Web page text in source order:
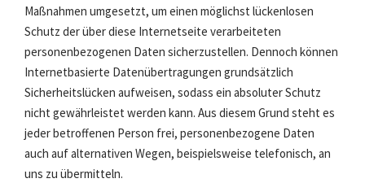
Maßnahmen umgesetzt, um einen möglichst lückenlosen
Schutz der über diese Internetseite verarbeiteten
personenbezogenen Daten sicherzustellen. Dennoch können
Internetbasierte Datenübertragungen grundsätzlich
Sicherheitslücken aufweisen, sodass ein absoluter Schutz
nicht gewährleistet werden kann. Aus diesem Grund steht es
jeder betroffenen Person frei, personenbezogene Daten
auch auf alternativen Wegen, beispielsweise telefonisch, an
uns zu übermitteln.